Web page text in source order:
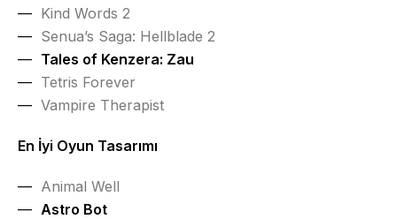
Kind Words 2
Senua’s Saga: Hellblade 2
Tales of Kenzera: Zau
Tetris Forever
Vampire Therapist
En İyi Oyun Tasarımı
Animal Well
Astro Bot